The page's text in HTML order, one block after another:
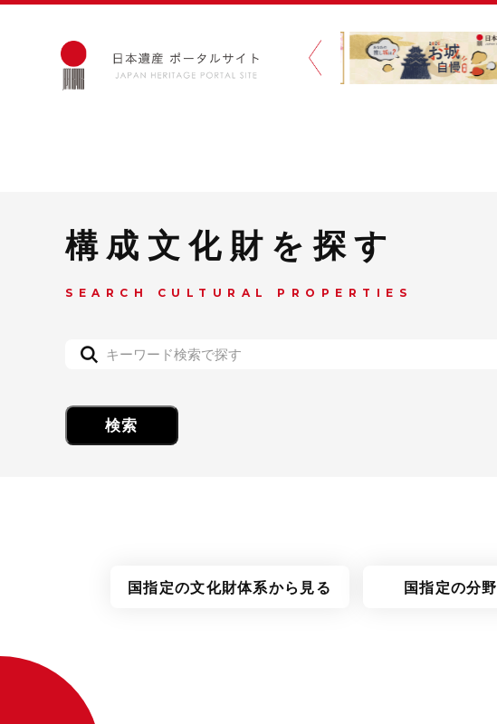
構成文化財を探す
SEARCH CULTURAL PROPERTIES
国指定の文化財体系から見る 国指定の分野